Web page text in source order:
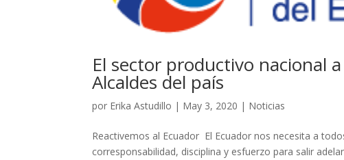
El sector productivo nacional
Alcaldes del país
por Erika Astudillo | May 3, 2020 | Noticias
Reactivemos al Ecuador El Ecuador nos necesita a
corresponsabilidad, disciplina y esfuerzo para salir